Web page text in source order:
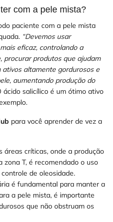
com a pele mista?
paciente com a pele mista
“Devemos usar
eficaz, controlando a
procurar produtos que ajudam
altamente gordurosos e
aumentando produção do
ácido salicílico é um ótimo ativo
para você aprender de vez a
áreas críticas, onde a produção
zona T, é recomendado o uso
de oleosidade.
é fundamental para manter a
a pele mista, é importante
que não obstruam os